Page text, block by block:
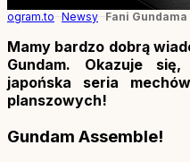
ogram.to Newsy Fani
Mamy bardzo dobrą
Gundam. Okazuje
japońska seria
planszowych!
Gundam Assemble!